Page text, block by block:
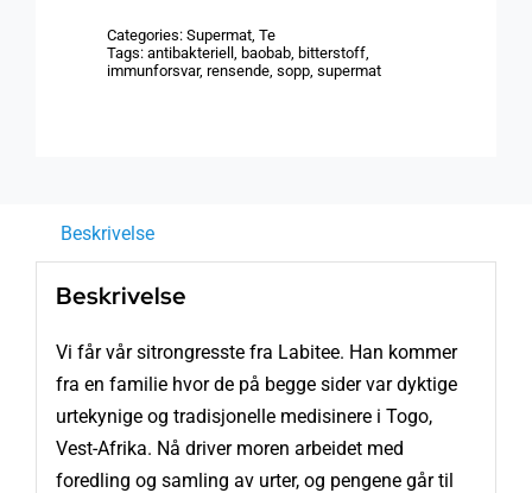
Categories: Supermat, Te
Tags: antibakteriell , baobab, bitterstoff,
immunforsvar, rensende, sopp, supermat
Beskrivelse
Beskrivelse
Vi får vår sitrongresste fra Labitee. Han kommer
fra en familie hvor de på begge sider var dyktige
urtekynige og tradisjonelle medisinere i Togo,
Vest-Afrika. Nå driver moren arbeidet med
foredling og samling av urter, og pengene går til